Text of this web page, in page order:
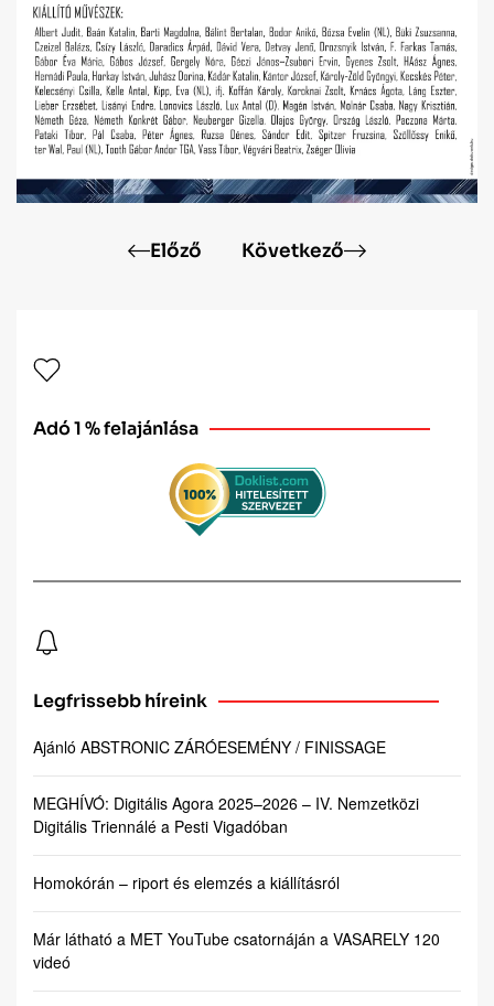
Előző Következő
Adó 1 % felajánlása
Legfrissebb híreink
Ajánló ABSTRONIC ZÁRÓESEMÉNY / FINISSAGE
MEGHÍVÓ: Digitális Agora 2025–2026 – IV. Nemzetközi
Digitális Triennálé a Pesti Vigadóban
Homokórán – riport és elemzés a kiállításról
Már látható a MET YouTube csatornáján a VASARELY 120
videó